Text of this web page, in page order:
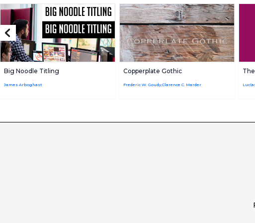
Big Noodle Titling
James Arboghast
Copperplate Gothic
Frederic W. Goudy,Clarence C. Marder